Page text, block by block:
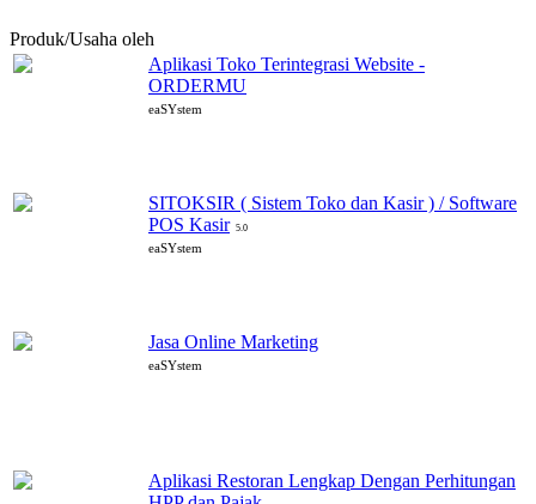
Produk/Usaha oleh
Aplikasi Toko Terintegrasi Website -
ORDERMU
eaSYstem
SITOKSIR ( Sistem Toko dan Kasir ) / Software
POS Kasir 5.0
eaSYstem
Jasa Online Marketing
eaSYstem
Aplikasi Restoran Lengkap Dengan Perhitungan